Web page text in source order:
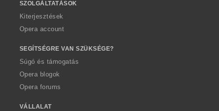
SZOLGÁLTATÁSOK
Kiterjesztések
Opera account
SEGÍTSÉGRE VAN SZÜKSÉGE?
Súgó és támogatás
Opera blogok
Opera forums
VÁLLALAT